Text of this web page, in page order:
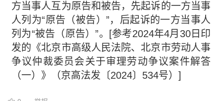
方当事人互为原告和被告，先起诉的一方当事
人列为“原告（被告）”，后起诉的一方当事人
列为“被告（原告）”。[参考2024年4月30日印
发的《北京市高级人民法院、北京市劳动人事
争议仲裁委员会关于审理劳动争议案件解答
（一）》（京高法发〔2024〕534号）]